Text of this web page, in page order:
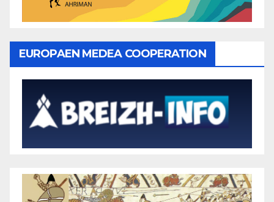
EUROPAEN MEDEA COOPERATION